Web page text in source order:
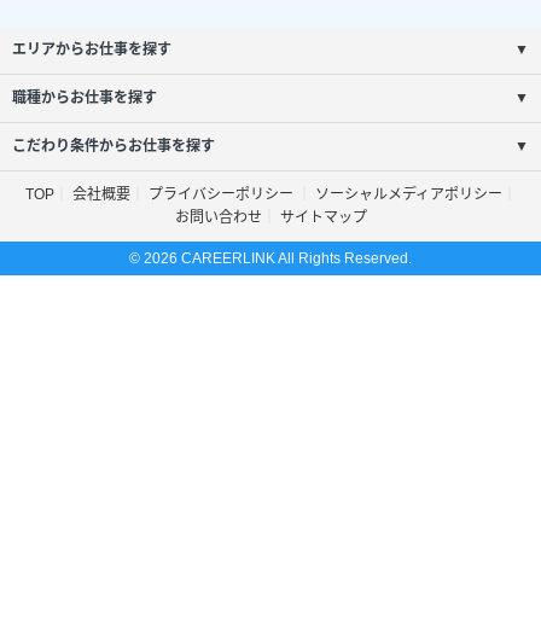
エリアからお仕事を探す ▼
職種からお仕事を探す ▼
こだわり条件からお仕事を探す ▼
TOP 会社概要 プライバシーポリシー
ソーシャルメディアポリシー
お問い合わせ
サイトマップ
© 2026 CAREERLINK All Rights Reserved.